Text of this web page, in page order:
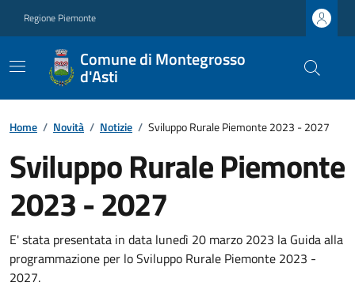
Regione Piemonte
Comune di Montegrosso
d'Asti
Home / Novità / Notizie / Sviluppo Rurale Piemonte 2023 - 2027
Sviluppo Rurale Piemonte
2023 - 2027
E' stata presentata in data lunedì 20 marzo 2023 la Guida alla
programmazione per lo Sviluppo Rurale Piemonte 2023 -
2027.